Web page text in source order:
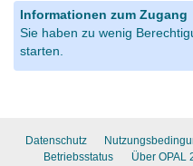
Informationen zum Zugang
Sie haben zu wenig
starten.
Datenschutz
Betriebsstatus
Über OPAL